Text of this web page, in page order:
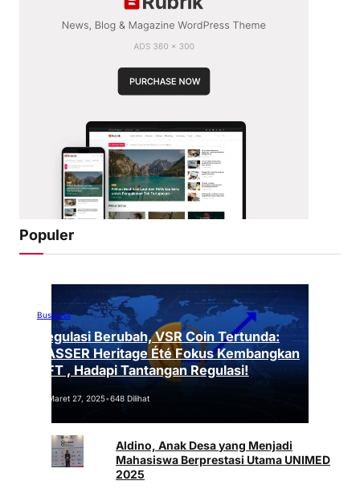
Populer
Business
Regulasi Berubah, VSR Coin Tertunda:
VASSER Heritage Été Fokus Kembangkan
NFT , Hadapi Tantangan Regulasi!
Maret 27, 2025•648 Dilihat
Aldino, Anak Desa yang Menjadi
Mahasiswa Berprestasi Utama UNIMED
2025